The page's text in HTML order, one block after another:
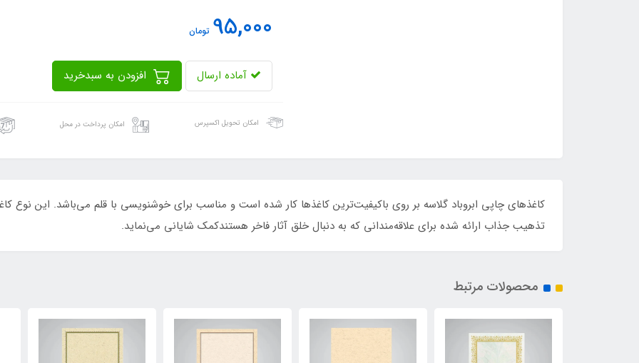
95,000 تومان
آماده ارسال
امکان تحویل اکسپرس امکان پرداخت در محل
کاغذهای چاپی ابروباد گلاسه بر روی باکیفیت‌ترین کاغذها کار شده است و مناسب برای خوشنویسی با قلم می‌باشد. این نوع
تذهیب جذاب ارائه شده برای علاقه‌مندانی که به دنبال خلق آثار فاخر هستندکمک شایانی می‌نماید.
محصولات مرتبط